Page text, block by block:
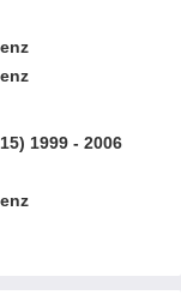
1999 - 2006